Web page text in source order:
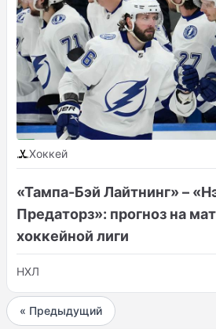
Хоккей
«Тампа-Бэй Лайтнинг» –
Предаторз»: прогноз на
хоккейной лиги
НХЛ
« Предыдущий